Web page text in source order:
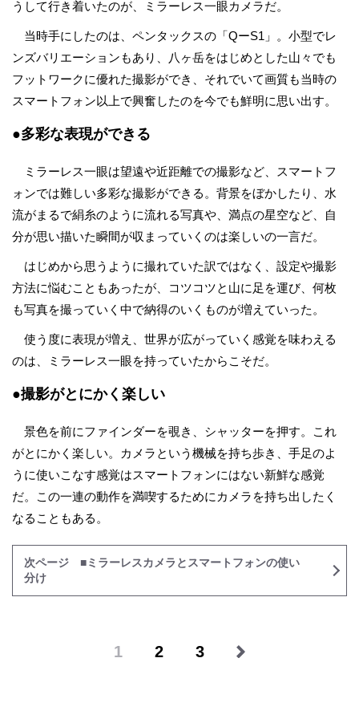
うして行き着いたのが、ミラーレス一眼カメラだ。
当時手にしたのは、ペンタックスの「QーS1」。小型でレ
ンズバリエーションもあり、八ヶ岳をはじめとした山々でも
フットワークに優れた撮影ができ、それでいて画質も当時の
スマートフォン以上で興奮したのを今でも鮮明に思い出す。
●多彩な表現ができる
ミラーレス一眼は望遠や近距離での撮影など、スマートフ
ォンでは難しい多彩な撮影ができる。背景をぼかしたり、水
流がまるで絹糸のように流れる写真や、満点の星空など、自
分が思い描いた瞬間が収まっていくのは楽しいの一言だ。
はじめから思うように撮れていた訳ではなく、設定や撮影
方法に悩むこともあったが、コツコツと山に足を運び、何枚
も写真を撮っていく中で納得のいくものが増えていった。
使う度に表現が増え、世界が広がっていく感覚を味わえる
のは、ミラーレス一眼を持っていたからこそだ。
●撮影がとにかく楽しい
景色を前にファインダーを覗き、シャッターを押す。これ
がとにかく楽しい。カメラという機械を持ち歩き、手足のよ
うに使いこなす感覚はスマートフォンにはない新鮮な感覚
だ。この一連の動作を満喫するためにカメラを持ち出したく
なることもある。
次ページ ■ミラーレスカメラとスマートフォンの使い
分け
1 2 3